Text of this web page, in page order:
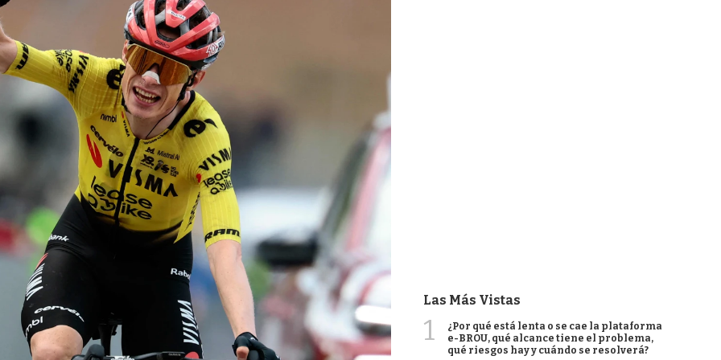
Las Más Vistas
1
¿Por qué está lenta o se cae la plataforma
e-BROU, qué alcance tiene el problema,
qué riesgos hay y cuándo se resolverá?